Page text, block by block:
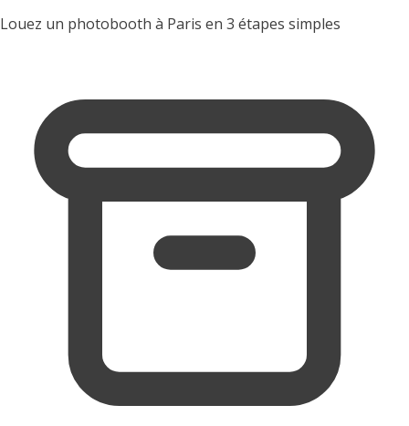
Louez un photobooth à Paris en 3 étapes simples